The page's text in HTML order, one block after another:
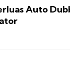
Auto